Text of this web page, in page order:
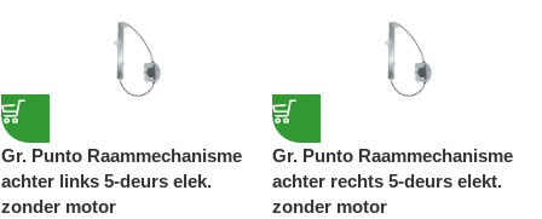
Gr. Punto Raammechanisme
achter links 5-deurs elek.
zonder motor
Gr. Punto Raammechanisme
achter rechts 5-deurs elekt.
zonder motor